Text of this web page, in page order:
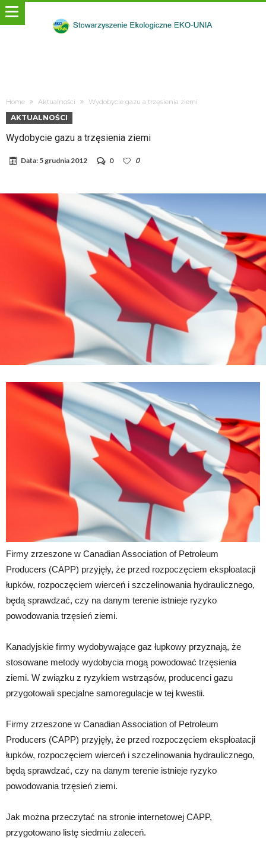
Home Aktualności Wydobycie gazu a trzęsienia ziemi
AKTUALNOŚCI
Wydobycie gazu a trzęsienia ziemi
Data: 5 grudnia 2012 0 0
Firmy zrzeszone w Canadian Association of Petroleum
Producers (CAPP) przyjęły, że przed rozpoczęciem eksploatacji
łupków, rozpoczęciem wierceń i szczelinowania hydraulicznego,
będą sprawdzać, czy na danym terenie istnieje ryzyko
powodowania trzęsień ziemi.
Kanadyjskie firmy wydobywające gaz łupkowy przyznają, że
stosowane metody wydobycia mogą powodować trzęsienia
ziemi. W związku z ryzykiem wstrząsów, producenci gazu
przygotowali specjalne samoregulacje w tej kwestii.
Firmy zrzeszone w Canadian Association of Petroleum
Producers (CAPP) przyjęły, że przed rozpoczęciem eksploatacji
łupków, rozpoczęciem wierceń i szczelinowania hydraulicznego,
będą sprawdzać, czy na danym terenie istnieje ryzyko
powodowania trzęsień ziemi.
Jak można przeczytać na stronie internetowej CAPP,
przygotowano listę siedmiu zaleceń.